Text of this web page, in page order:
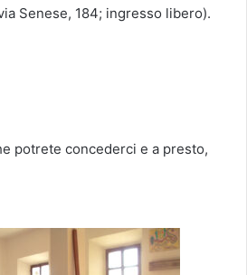
Senese, 184; ingresso libero).
potrete concederci e a presto,